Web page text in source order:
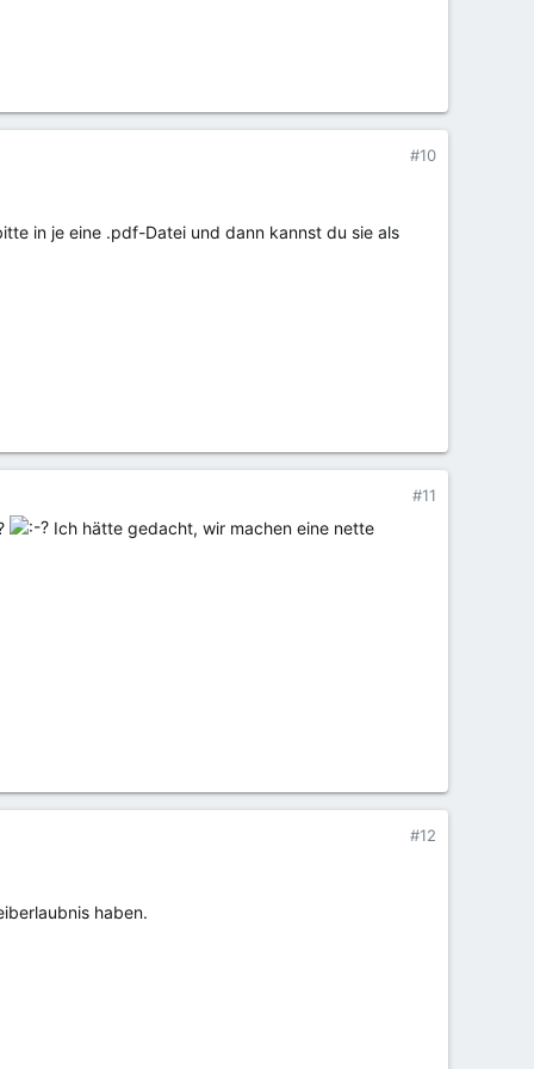
#10
in je eine .pdf-Datei und dann kannst du sie als
#11
Ich hätte gedacht, wir machen eine nette
#12
haben.